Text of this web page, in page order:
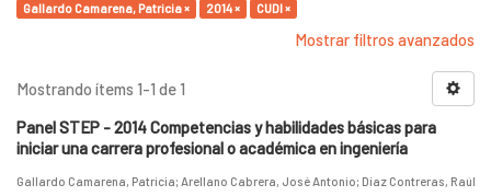
Gallardo Camarena, Patricia ×
2014 × CUDI ×
Mostrar filtros avanzados
Mostrando ítems 1-1 de 1
Panel STEP - 2014 Competencias y habilidades básicas para
iniciar una carrera profesional o académica en ingeniería
Gallardo Camarena, Patricia; Arellano Cabrera, José Antonio; Díaz Contreras, Raúl